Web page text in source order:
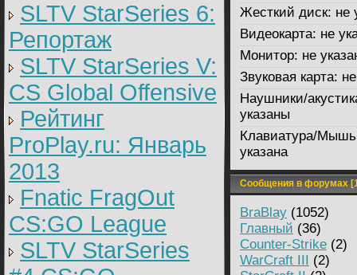
SLTV StarSeries 6:
Репортаж
SLTV StarSeries V:
CS Global Offensive
Рейтинг
ProPlay.ru: Январь
2013
Fnatic FragOut
CS:GO League
SLTV StarSeries
Жесткий диск: не
Видеокарта: не
Монитор: не
Звуковая карта:
Наушники/
указаны
Клавиатура/
указана
Сообщения в форумах
BraBlay (1052)
Главный (36)
Counter-Strike (2)
WarCraft III (2)